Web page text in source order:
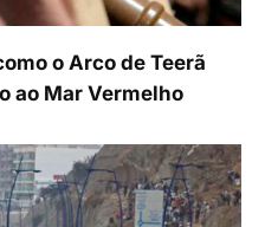
o Arco de Teerã
ao Mar Vermelho